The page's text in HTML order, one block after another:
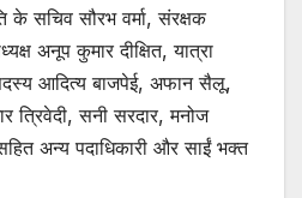
के सचिव सौरभ वर्मा, संरक्षक
अनूप कुमार दीक्षित, यात्रा
सदस्य आदित्य बाजपेई, अफान सैलू,
त्रिवेदी, सनी सरदार, मनोज
अन्य पदाधिकारी और साईं भक्त